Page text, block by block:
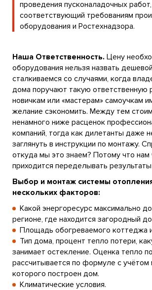
проведения пусконаладочных работ,
соответствующий требованиям
оборудования и Ростехнадзора.
Наша Ответственность. Цену
оборудования нельзя назвать
сталкиваемся со случаями, когда
дома поручают такую ответственную
новичкам или «мастерам» самоучкам
желание сэкономить. Между тем
ненамного ниже расценок
компаний, тогда как дилетанты даже
заглянуть в инструкции по монтажу.
откуда мы это знаем? Потому что нам
приходится переделывать
Выбор и монтаж системы
нескольких факторов:
Какой энергоресурс максимально
регионе, где находится загородный
Площадь обогреваемого коттеджа
Тип дома, процент тепло потери,
занимает остекление. Оценка тепло
рассчитывается по формуле с учётом
которого построен дом.
Климатические условия.